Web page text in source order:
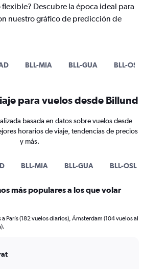
Descubre la época ideal para
nuestro gráfico de predicción de
BLL-MIA BLL-GUA BLL-OSL
para vuelos desde Billund
basada en datos sobre vuelos desde
horarios de viaje, tendencias de precios
y más.
BLL-MIA BLL-GUA BLL-OSL
más populares a los que volar
París (182 vuelos diarios), Ámsterdam (104 vuelos al